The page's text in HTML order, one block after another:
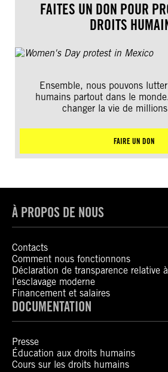
FAITES UN DON POUR
DROITS
Ensemble, nous pouvons
humains partout dans le
changer la vie de
FAIRE UN DON
À PROPOS DE NOUS
Contacts
Comment nous fonctionnons
Déclaration de transparence relative
l’esclavage moderne
Financement et salaires
DOCUMENTATION
Presse
Éducation aux droits humains
Cours sur les droits humains